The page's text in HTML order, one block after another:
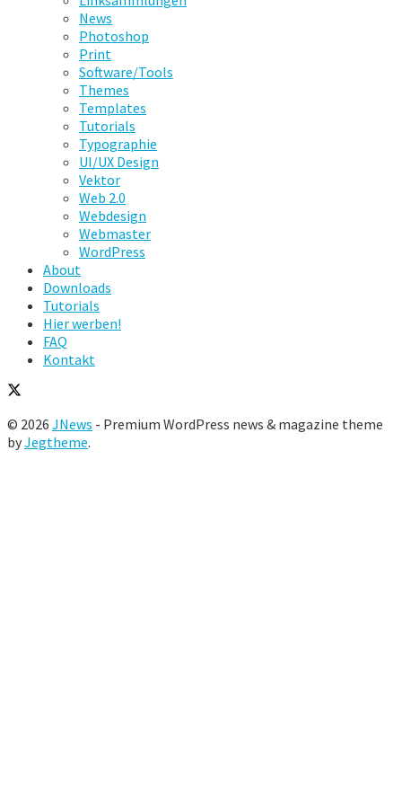
News
Photoshop
Print
Software/Tools
Themes
Templates
Tutorials
Typographie
UI/UX Design
Vektor
Web 2.0
Webdesign
Webmaster
WordPress
About
Downloads
Tutorials
Hier werben!
FAQ
Kontakt
© 2026 JNews - Premium WordPress news & magazine theme
byJegtheme.